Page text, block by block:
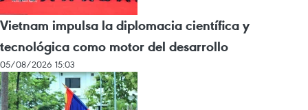
Vietnam impulsa la diplomacia científica y
tecnológica como motor del desarrollo
05/08/2026 15:03